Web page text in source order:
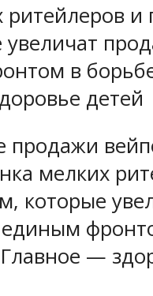
ритейлеров
в
детей
продажи
мелких
которые
—